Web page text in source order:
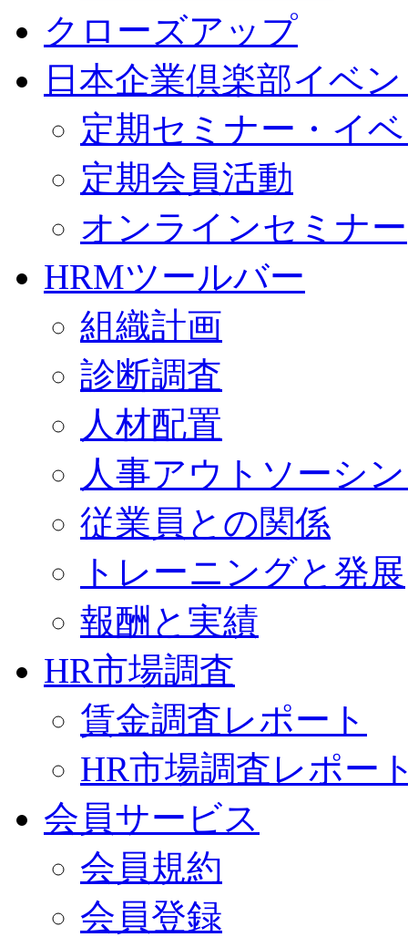
クローズアップ
日本企業倶楽部イベ
定期セミナー・イ
定期会員活動
オンラインセミナー
HRMツールバー
組織計画
診断調査
人材配置
人事アウトソーシ
従業員との関係
トレーニングと発展
報酬と実績
HR市場調査
賃金調査レポート
HR市場調査レポー
会員サービス
会員規約
会員登録